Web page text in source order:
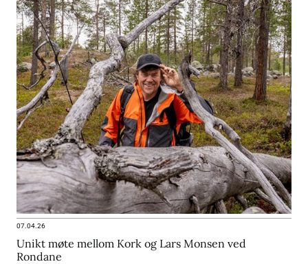
07.04.26
Unikt møte mellom Kork og Lars Monsen ved
Rondane